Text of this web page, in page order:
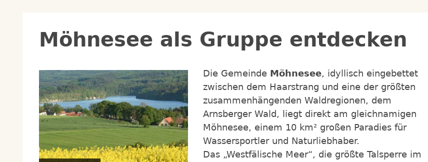
Möhnesee als Gruppe entdecken
Die Gemeinde Möhnesee, idyllisch eingebettet
zwischen dem Haarstrang und eine der größten
zusammenhängenden Waldregionen, dem
Arnsberger Wald, liegt direkt am gleichnamigen
Möhnesee, einem 10 km² großen Paradies für
Wassersportler und Naturliebhaber.
Das „Westfälische Meer“, die größte Talsperre im